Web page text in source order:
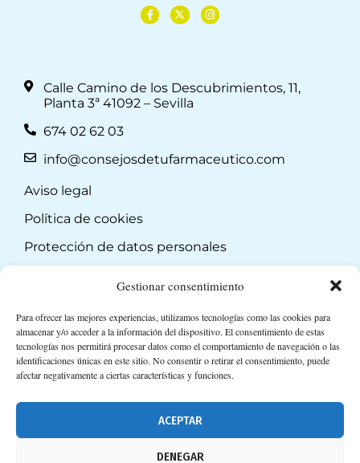
Gestionar consentimiento
Para ofrecer las mejores experiencias, utilizamos tecnologías como las cookies para
almacenar y/o acceder a la información del dispositivo. El consentimiento de estas
tecnologías nos permitirá procesar datos como el comportamiento de navegación o las
identificaciones únicas en este sitio. No consentir o retirar el consentimiento, puede
afectar negativamente a ciertas características y funciones.
ACEPTAR
DENEGAR
Calle Camino de los Descubrimientos, 11,
Planta 3ª 41092 – Sevilla
674 02 62 03
info@consejosdetufarmaceutico.com
Aviso legal
Política de cookies
Protección de datos personales